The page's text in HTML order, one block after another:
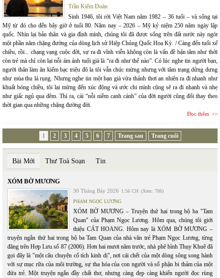
Trần Kiêm Đoàn
Sinh 1946, tôi rời Việt Nam năm 1982 – 36 tuổi – và sống tại
Mỹ từ đó cho đến bây giờ ở tuổi 80. Năm nay – 2026 – Mỹ kỷ niệm 250 năm ngày lập
quốc. Nhìn lại bản thân và gia đình mình, chúng tôi đã được sống trên đất nước này ngót
một phần năm chặng đường của dòng lịch sử Hiệp Chủng Quốc Hoa Kỳ. / Càng đến tuổi xế
chiều, rồi... chạng vạng cuộc đời, sự ra đi vĩnh viễn không còn là vấn đề bận tâm như thời
còn trẻ mà chỉ còn lại nỗi ám ảnh tuổi già là “ra đi như thế nào”. Có lúc nghe tin người bạn,
người thân làm ăn kiếm bạc triệu đô la tôi vẫn chúc mừng nhưng với tâm trạng dửng dưng
như mùa thu lá rụng. Nhưng nghe tin một bạn già vừa thảnh thơi an nhiên ra đi nhanh như
khuất bóng chiều, tôi lại mừng đến xúc động và ước chi mình cũng sẽ ra đi nhanh và nhẹ
như giấc ngủ qua đêm. Thì ra, cái “nỗi niềm canh cánh” của đời người cũng đổi thay theo
thời gian qua những chặng đường đời.
Đọc thêm
1 2 3 4 5 6 7 Trang sau Trang cuối
Bài Mới Thư Toà Soạn Tin
XÓM BỜ MƯƠNG
30 Tháng Bảy 2026 1:56 CH (Xem: 786)
PHẠM NGỌC LƯƠNG
XÓM BỜ MƯƠNG – Truyện thứ hai trong bộ ba "Tam
Quan" của Phạm Ngọc Lương. Hôm qua, chúng tôi giới
thiệu CÁT HOANG. Hôm nay là XÓM BỜ MƯƠNG –
truyện ngắn thứ hai trong bộ ba Tam Quan của nhà văn trẻ Phạm Ngọc Lương, từng
đăng trên Hợp Lưu số 87 (2006). Hơn hai mươi năm trước, nhà phê bình Thụy Khuê đã
gọi đây là "một câu chuyện cổ tích kinh dị", nơi cái chết của một dòng sông song hành
với sự mục rữa của môi trường, sự tha hóa của con người và số phận bi thảm của một
đứa trẻ. Một truyện ngắn đầy chất thơ, nhưng càng đẹp càng khiến người đọc rùng